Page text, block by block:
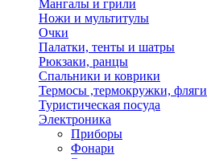
Мангалы и грили
Ножи и мультитулы
Очки
Палатки, тенты и шатры
Рюкзаки, ранцы
Спальники и коврики
Термосы ,термокружки, фляги
Туристическая посуда
Электроника
Приборы
Фонари